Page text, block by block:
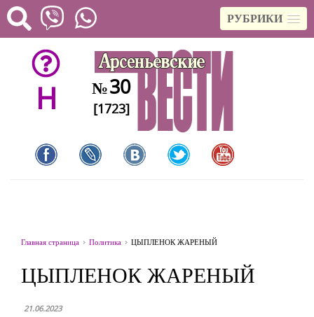
РУБРИКИ
H №30
[1723]
Главная страница Политика ЦЫПЛЕНОК ЖАРЕНЫЙ
ЦЫПЛЕНОК ЖАРЕНЫЙ
21.06.2023